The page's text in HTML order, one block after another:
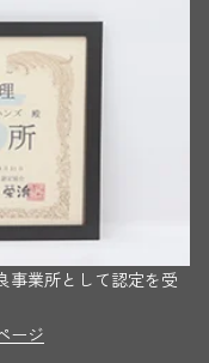
事業所として認定を受
ージ